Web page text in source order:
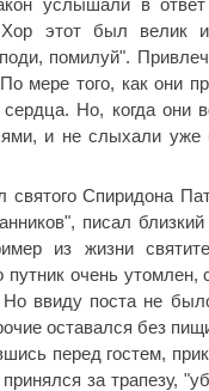
услышали в
этот был велик и
помилуй".
мере того, как они
Но, когда они
и не слыхали уже
Спиридона
писал
из жизни
очень утомлен,
ввиду поста не
оставался без
перед гостем,
за трапезу,